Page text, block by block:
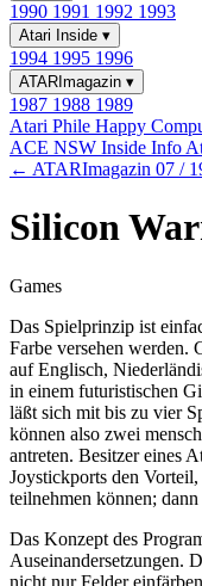
1990 1991 1992 1993
Atari Inside ▾
1994 1995 1996
ATARImagazin ▾
1987 1988 1989
Atari Phile Happy
ACE NSW Inside Info
← ATARImagazin 07 /
Silicon
Games
Das Spielprinzip ist
Farbe versehen werden.
auf Englisch,
in einem futuristischen
läßt sich mit bis zu vier
können also zwei
antreten. Besitzer eines
Joystickports den
teilnehmen können;
Das Konzept des
Auseinandersetzungen.
nicht nur Felder